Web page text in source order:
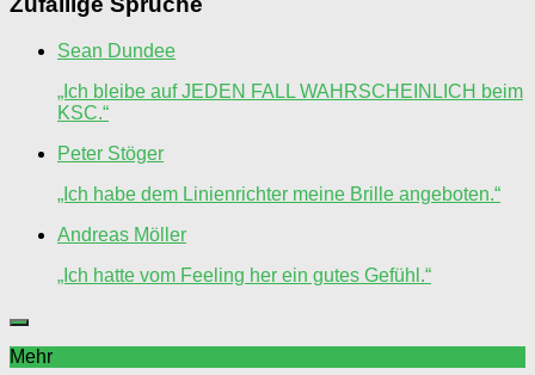
Sean Dundee
„Ich bleibe auf JEDEN FALL WAHRSCHEINLICH beim
KSC.“
Peter Stöger
„Ich habe dem Linienrichter meine Brille angeboten.“
Andreas Möller
„Ich hatte vom Feeling her ein gutes Gefühl.“
Mehr